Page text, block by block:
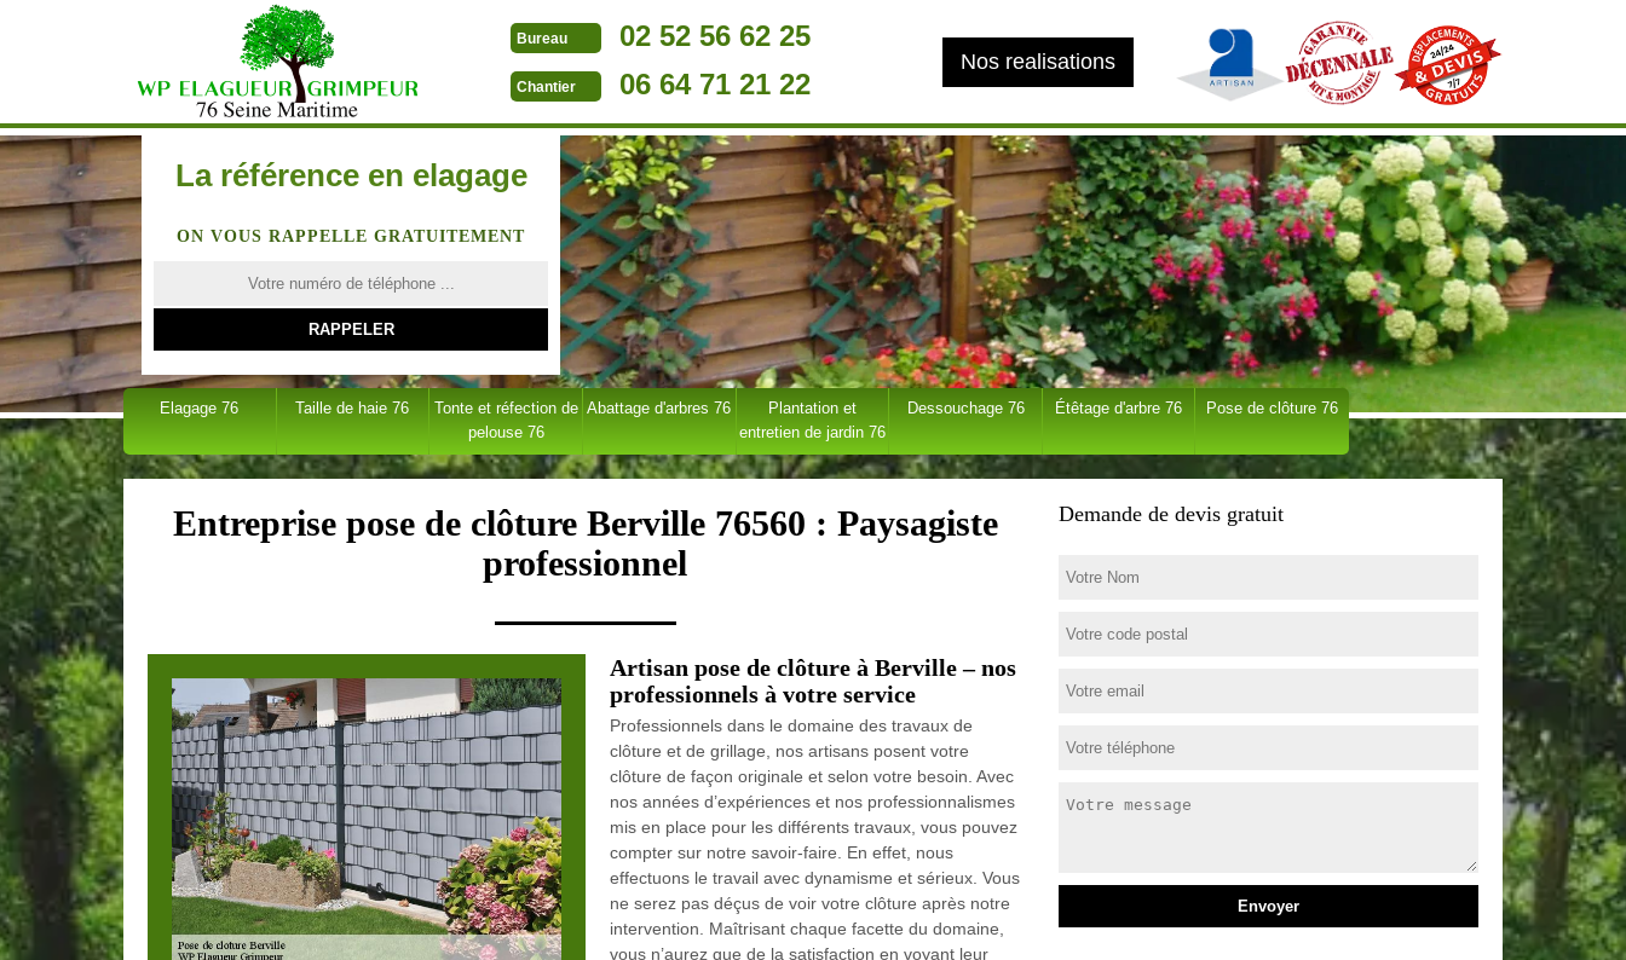
Bureau 02 52 56 62 25
Chantier 06 64 71 21 22
Nos realisations
La référence en elagage
ON VOUS RAPPELLE GRATUITEMENT
Elagage 76 Taille de haie 76
Tonte et réfection de
pelouse 76
Abattage d'arbres 76
Plantation et
entretien de jardin 76
Dessouchage 76 Étêtage d'arbre 76 Pose de clôture 76
Entreprise pose de clôture Berville 76560 : Paysagiste
professionnel
Artisan pose de clôture à Berville – nos
professionnels à votre service
Professionnels dans le domaine des travaux de
clôture et de grillage, nos artisans posent votre
clôture de façon originale et selon votre besoin. Avec
nos années d’expériences et nos professionnalismes
mis en place pour les différents travaux, vous pouvez
compter sur notre savoir-faire. En effet, nous
effectuons le travail avec dynamisme et sérieux. Vous
ne serez pas déçus de voir votre clôture après notre
intervention. Maîtrisant chaque facette du domaine,
vous n’aurez que de la satisfaction en voyant leur
Demande de devis gratuit